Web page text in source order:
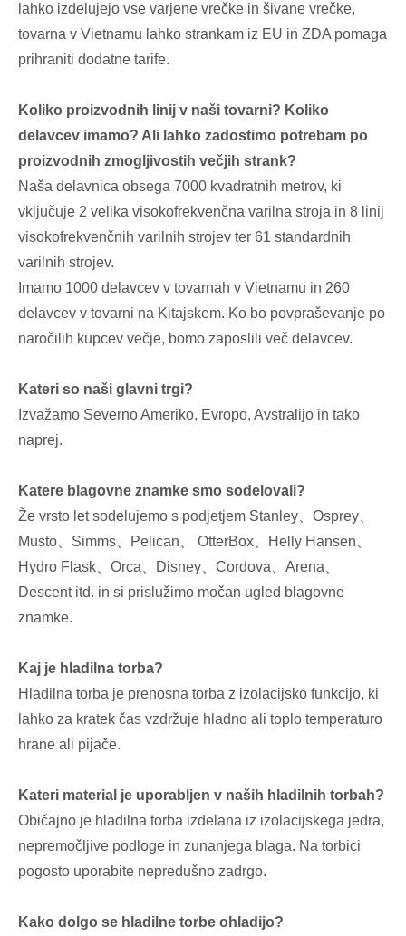
lahko izdelujejo vse varjene vrečke in šivane vrečke,
tovarna v Vietnamu lahko strankam iz EU in ZDA pomaga
prihraniti dodatne tarife.
Koliko proizvodnih linij v naši tovarni? Koliko
delavcev imamo? Ali lahko zadostimo potrebam po
proizvodnih zmogljivostih večjih strank?
Naša delavnica obsega 7000 kvadratnih metrov, ki
vključuje 2 velika visokofrekvenčna varilna stroja in 8 linij
visokofrekvenčnih varilnih strojev ter 61 standardnih
varilnih strojev.
Imamo 1000 delavcev v tovarnah v Vietnamu in 260
delavcev v tovarni na Kitajskem. Ko bo povpraševanje po
naročilih kupcev večje, bomo zaposlili več delavcev.
Kateri so naši glavni trgi?
Izvažamo Severno Ameriko, Evropo, Avstralijo in tako
naprej.
Katere blagovne znamke smo sodelovali?
Že vrsto let sodelujemo s podjetjem Stanley、Osprey、
Musto、Simms、Pelican、 OtterBox、Helly Hansen、
Hydro Flask、Orca、Disney、Cordova、Arena、
Descent itd. in si prislužimo močan ugled blagovne
znamke.
Kaj je hladilna torba?
Hladilna torba je prenosna torba z izolacijsko funkcijo, ki
lahko za kratek čas vzdržuje hladno ali toplo temperaturo
hrane ali pijače.
Kateri material je uporabljen v naših hladilnih torbah?
Običajno je hladilna torba izdelana iz izolacijskega jedra,
nepremočljive podloge in zunanjega blaga. Na torbici
pogosto uporabite nepredušno zadrgo.
Kako dolgo se hladilne torbe ohladijo?